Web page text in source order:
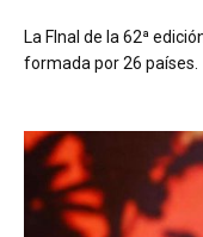
La FInal de la 62ª
formada por 26 países.